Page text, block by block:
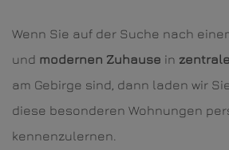
Wenn Sie auf der Suche nach
und modernen Zuhause in
am Gebirge sind, dann laden wir
diese besonderen Wohnungen
kennenzulernen.